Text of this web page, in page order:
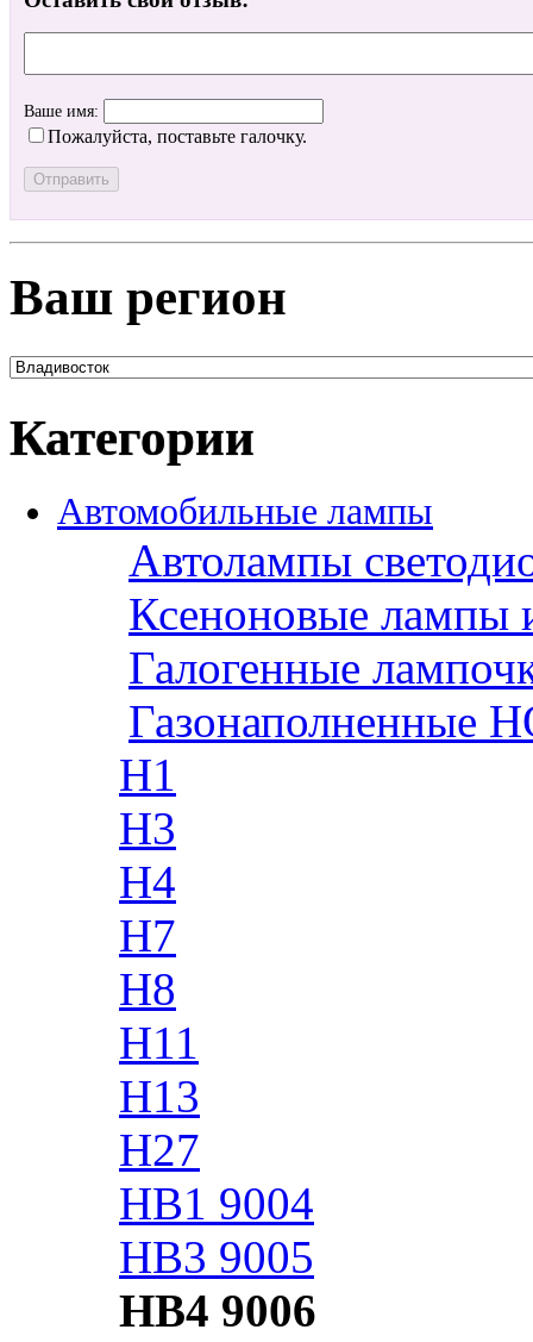
Ваше имя:
Пожалуйста, поставьте галочку.
Ваш регион
Категории
Автомобильные лампы
Автолампы
Ксеноновые лампы
Галогенные
Газонаполненные
H1
H3
H4
H7
H8
H11
H13
H27
HB1 9004
HB3 9005
HB4 9006